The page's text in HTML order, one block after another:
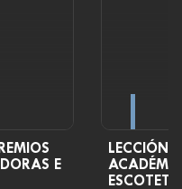
E
LECCIÓN
ESCOTET,